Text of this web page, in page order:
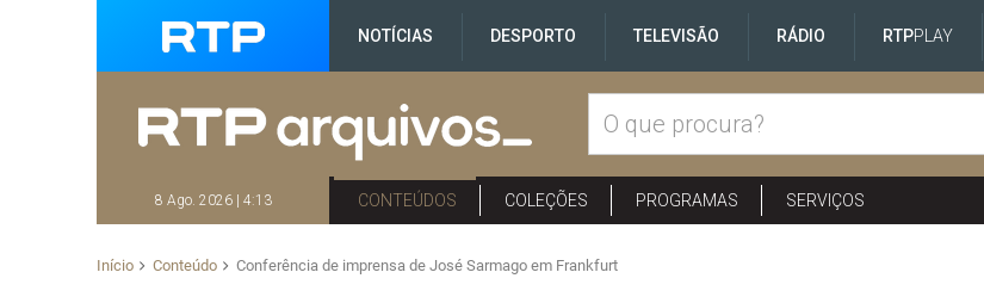
NOTÍCIAS DESPORTO TELEVISÃO RÁDIO RTPPLAY
8 Ago. 2026 | 4:13 CONTEÚDOS COLEÇÕES PROGRAMAS SERVIÇOS
Início Conteúdo Conferência de imprensa de José Sarmago em Frankfurt